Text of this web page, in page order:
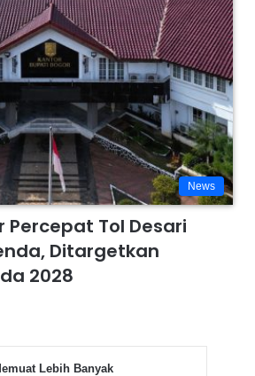
News
Percepat Tol Desari
Ditargetkan
2028
Lebih Banyak